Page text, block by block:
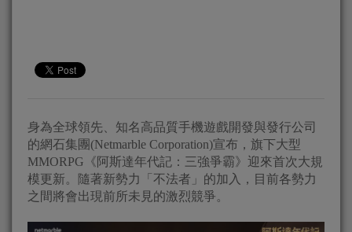
身為全球領先、知名高品質手機遊戲開發與發行公司
的網石集團(Netmarble Corporation)宣布，旗下大型
MMORPG《阿斯達年代記：三強爭霸》迎來首次大規
模更新。隨著新勢力「不法者」的加入，目前各勢力
之間將會出現前所未見的激烈競爭。